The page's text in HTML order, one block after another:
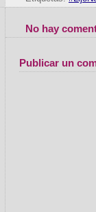
No hay
Publicar un